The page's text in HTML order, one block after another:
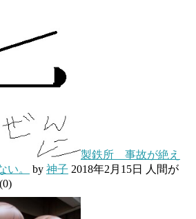
製鉄所 事故が絶え
い。
by 神子 2018年2月15日
人間が
(0)